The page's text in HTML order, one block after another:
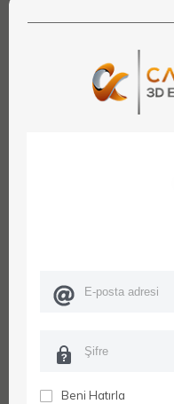
Beni Hatırla